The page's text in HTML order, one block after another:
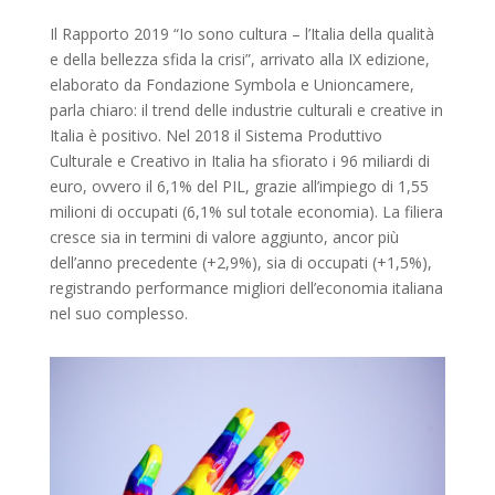
Il Rapporto 2019 “Io sono cultura – l’Italia della qualità
e della bellezza sfida la crisi”, arrivato alla IX edizione,
elaborato da Fondazione Symbola e Unioncamere,
parla chiaro: il trend delle industrie culturali e creative in
Italia è positivo. Nel 2018 il Sistema Produttivo
Culturale e Creativo in Italia ha sfiorato i 96 miliardi di
euro, ovvero il 6,1% del PIL, grazie all’impiego di 1,55
milioni di occupati (6,1% sul totale economia). La filiera
cresce sia in termini di valore aggiunto, ancor più
dell’anno precedente (+2,9%), sia di occupati (+1,5%),
registrando performance migliori dell’economia italiana
nel suo complesso.